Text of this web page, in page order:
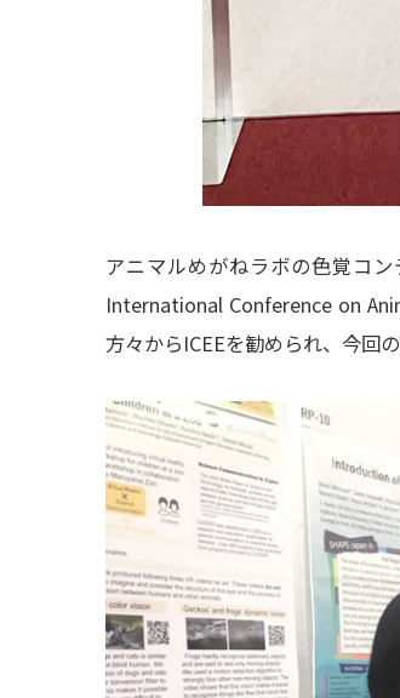
アニマルめがねラボの色覚コ
International Conference on
方々からICEEを勧められ、今回